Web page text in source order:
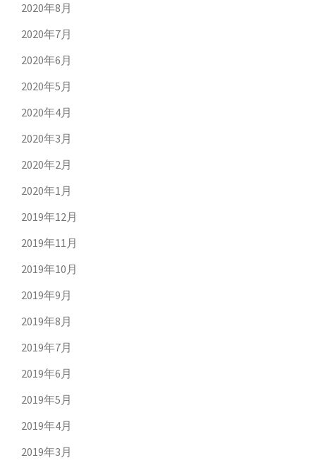
2020年8月
2020年7月
2020年6月
2020年5月
2020年4月
2020年3月
2020年2月
2020年1月
2019年12月
2019年11月
2019年10月
2019年9月
2019年8月
2019年7月
2019年6月
2019年5月
2019年4月
2019年3月